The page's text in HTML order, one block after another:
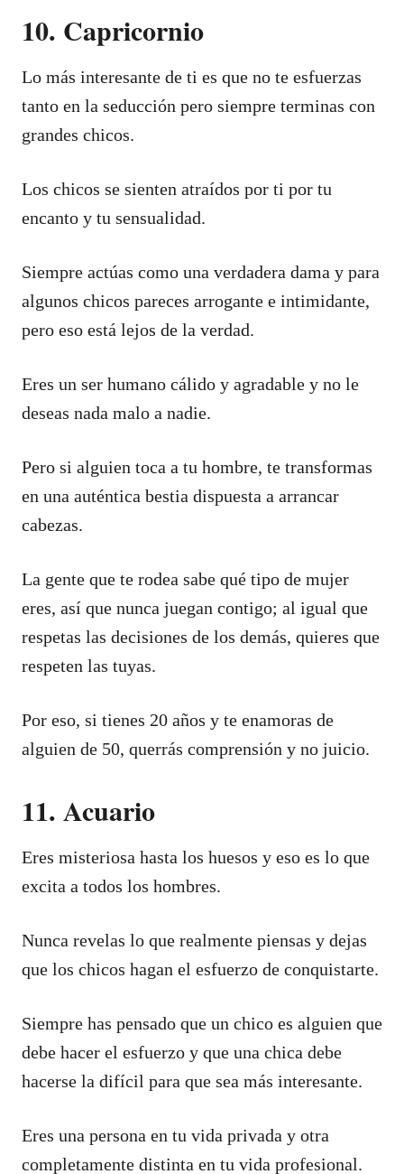
10. Capricornio
Lo más interesante de ti es que no te esfuerzas
tanto en la seducción pero siempre terminas con
grandes chicos.
Los chicos se sienten atraídos por ti por tu
encanto y tu sensualidad.
Siempre actúas como una verdadera dama y para
algunos chicos pareces arrogante e intimidante,
pero eso está lejos de la verdad.
Eres un ser humano cálido y agradable y no le
deseas nada malo a nadie.
Pero si alguien toca a tu hombre, te transformas
en una auténtica bestia dispuesta a arrancar
cabezas.
La gente que te rodea sabe qué tipo de mujer
eres, así que nunca juegan contigo; al igual que
respetas las decisiones de los demás, quieres que
respeten las tuyas.
Por eso, si tienes 20 años y te enamoras de
alguien de 50, querrás comprensión y no juicio.
11. Acuario
Eres misteriosa hasta los huesos y eso es lo que
excita a todos los hombres.
Nunca revelas lo que realmente piensas y dejas
que los chicos hagan el esfuerzo de conquistarte.
Siempre has pensado que un chico es alguien que
debe hacer el esfuerzo y que una chica debe
hacerse la difícil para que sea más interesante.
Eres una persona en tu vida privada y otra
completamente distinta en tu vida profesional.